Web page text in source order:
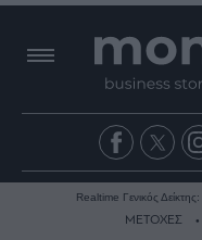
Realtime Γενικός Δείκτης:
ΜΕΤΟΧΕΣ